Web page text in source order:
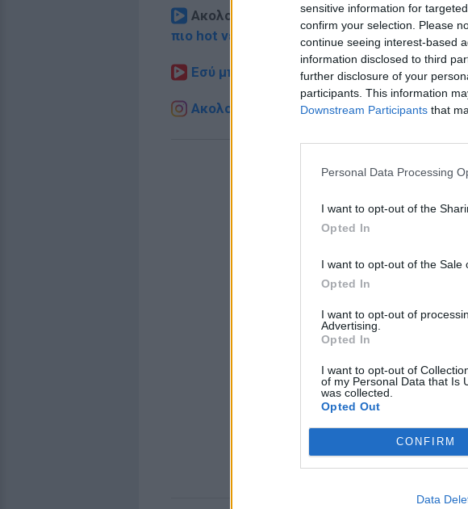
sensitive information for
confirm your selection. Please
continue seeing interest-based
information disclosed to third
further disclosure of your
participants. This information
Downstream Participants that
Personal Data Processing
I want to opt-out of the
Opted In
I want to opt-out of the Sale
Opted In
I want to opt-out of
Advertising.
Opted In
I want to opt-out of
of my Personal Data that Is
was collected.
Opted Out
CONFIRM
Data
Ακολουθήστε το E-Radio.gr στοGoogle
πιο hot νέα
Εσύ μπήκες στο E-Daily.gr; Τα νέα της
Ακολουθήστε το E-Radio.gr και στο